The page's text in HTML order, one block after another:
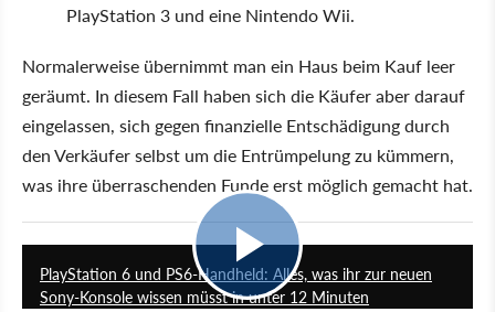
PlayStation 3 und eine Nintendo Wii.
Normalerweise übernimmt man ein Haus beim Kauf leer
geräumt. In diesem Fall haben sich die Käufer aber darauf
eingelassen, sich gegen finanzielle Entschädigung durch
den Verkäufer selbst um die Entrümpelung zu kümmern,
was ihre überraschenden Funde erst möglich gemacht hat.
11:54
PlayStation 6 und PS6-Handheld: Alles, was ihr zur neuen
Sony-Konsole wissen müsst in unter 12 Minuten